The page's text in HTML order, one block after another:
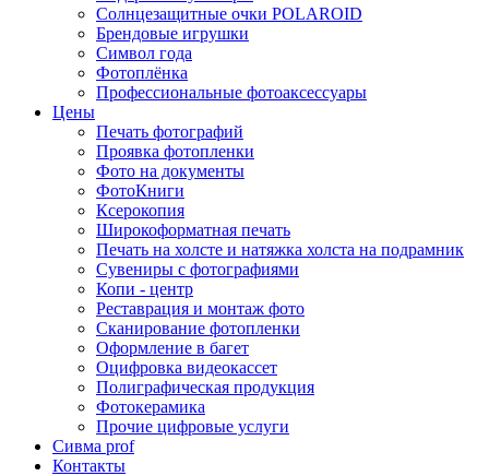
Солнцезащитные очки POLAROID
Брендовые игрушки
Символ года
Фотоплёнка
Профессиональные фотоаксессуары
Цены
Печать фотографий
Проявка фотопленки
Фото на документы
ФотоКниги
Ксерокопия
Широкоформатная печать
Печать на холсте и натяжка холста на подрамник
Сувениры с фотографиями
Копи - центр
Реставрация и монтаж фото
Сканирование фотопленки
Оформление в багет
Оцифровка видеокассет
Полиграфическая продукция
Фотокерамика
Прочие цифровые услуги
Сивма prof
Контакты